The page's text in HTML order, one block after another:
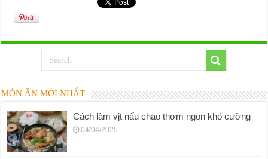
MÓN ĂN MỚI NHẤT
Cách làm vịt nấu chao thơm ngon khó cưỡng
04/04/2025